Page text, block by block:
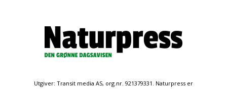
Utgiver: Transit media AS, org.nr. 921379331. Naturpress er